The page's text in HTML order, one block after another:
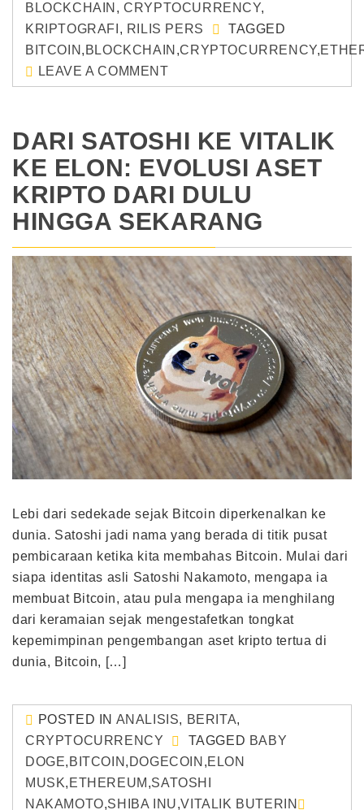
BLOCKCHAIN ,CRYPTOCURRENCY,
KRIPTOGRAFI , RILIS PERS
TAGGED
BITCOIN , BLOCKCHAIN ,CRYPTOCURRENCY,
LEAVE A COMMENT
DARI SATOSHI KE VITALIK
KE ELON: EVOLUSI ASET
KRIPTO DARI DULU
HINGGA SEKARANG
Lebi dari sedekade sejak Bitcoin diperkenalkan ke
dunia. Satoshi jadi nama yang berada di titik pusat
pembicaraan ketika kita membahas Bitcoin. Mulai dari
siapa identitas asli Satoshi Nakamoto, mengapa ia
membuat Bitcoin, atau pula mengapa ia menghilang
dari keramaian sejak mengestafetkan tongkat
kepemimpinan pengembangan aset kripto tertua di
dunia, Bitcoin, […]
POSTED IN ANALISIS, BERITA,
CRYPTOCURRENCY
TAGGED BABY
DOGE, BITCOIN , DOGECOIN ,ELON
MUSK, ETHEREUM ,SATOSHI
NAKAMOTO,SHIBA INU,VITALIK BUTERIN